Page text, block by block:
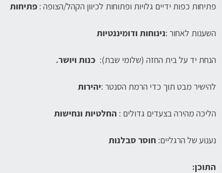
פתיחות כפות ידיים גלויות ופתוחות לכיוון הקהל/הצופה : פתיחות
השענות לאחור :נינוחות ודומיננטיות
הנחת יד על בית החזה (שלומי שבת): כנות ויושר.
להישיר מבט תוך כדי הרמת הסנטר :יהירות
הליכה מהירה בצעדים גדולים : החלטיות ונחישות
נענוע של הרגליים: חוסר סבלנות
התוכן: